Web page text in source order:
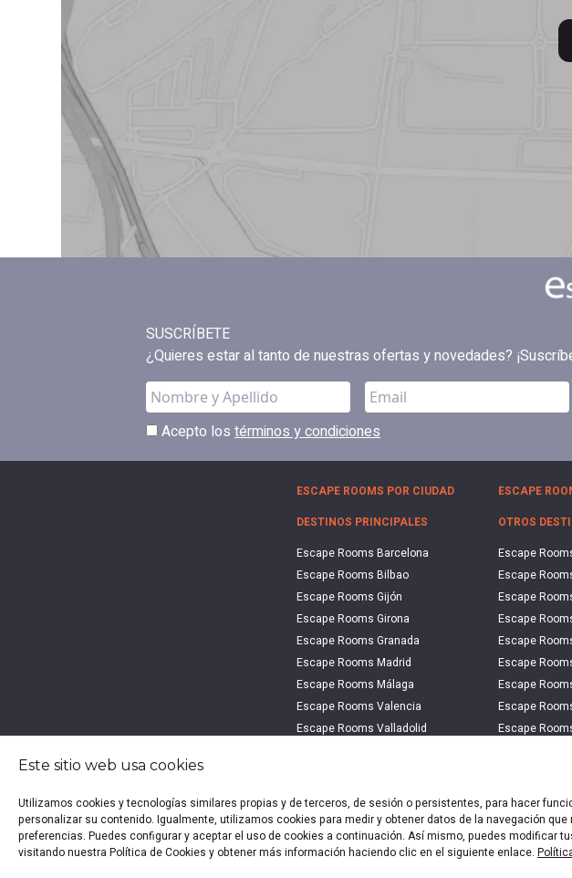
SUSCRÍBETE
¿Quieres estar al tanto de nuestras ofertas y novedades?
Acepto los términos y condiciones
ESCAPE ROOMS POR CIUDAD
DESTINOS PRINCIPALES
Escape Rooms Barcelona
Escape Rooms Bilbao
Escape Rooms Gijón
Escape Rooms Girona
Escape Rooms Granada
Escape Rooms Madrid
Escape Rooms Málaga
Escape Rooms Valencia
Escape Rooms Valladolid
ESCAPE
OTROS
Escape
Escape
Escape
Escape
Escape
Escape
Escape
Escape
Escape
Política de privacidad|Política de
Copyright © 2020-2026
Este sitio web usa cookies
Utilizamos cookies y tecnologías similares propias y de terceros, de sesión o persistentes, para hacer
personalizar su contenido. Igualmente, utilizamos cookies para medir y obtener datos de la navegación
preferencias. Puedes configurar y aceptar el uso de cookies a continuación. Así mismo, puedes modificar
visitando nuestra Política de Cookies y obtener más información haciendo clic en el siguiente enlace.